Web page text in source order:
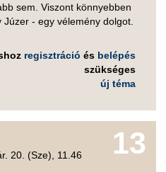
sem. Viszont könnyebben
Júzer - egy vélemény dolgot.
regisztráció és belépés
szükséges
új téma
13
20. (Sze), 11.46